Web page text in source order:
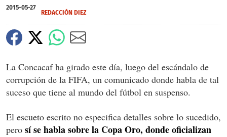
2015-05-27
REDACCIÓN DIEZ
La Concacaf ha girado este día, luego del escándalo de
corrupción de la FIFA, un comunicado donde habla de tal
suceso que tiene al mundo del fútbol en suspenso.
El escueto escrito no especifica detalles sobre lo sucedido,
pero sí se habla sobre la Copa Oro, donde oficializan